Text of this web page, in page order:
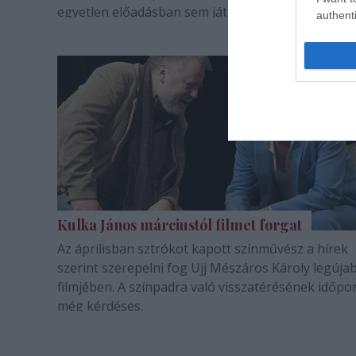
egyetlen előadásban sem játszik.
Kulka János márciustól filmet forgat
Az áprilisban sztrókot kapott színművész a hírek
szerint szerepelni fog Ujj Mészáros Károly
filmjében. A színpadra való visszatérésének
még kérdéses.